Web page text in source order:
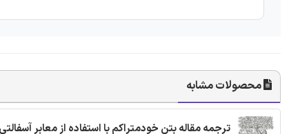
محصولات مشابه
ترجمه مقاله بتن خودمتراکم با استفاده از معابر